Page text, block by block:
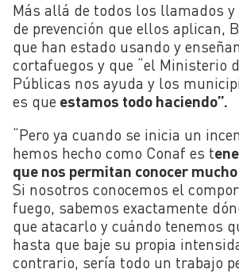
Más allá de todos los llamados
de prevención que ellos aplican,
que han estado usando y
cortafuegos y que “el Ministerio
Públicas nos ayuda y los
es que estamos todo haciendo”.
“Pero ya cuando se inicia un
hemos hecho como Conaf es t
que nos permitan conocer
Si nosotros conocemos el
fuego, sabemos exactamente
que atacarlo y cuándo tenemos
hasta que baje su propia
contrario, sería todo un trabajo